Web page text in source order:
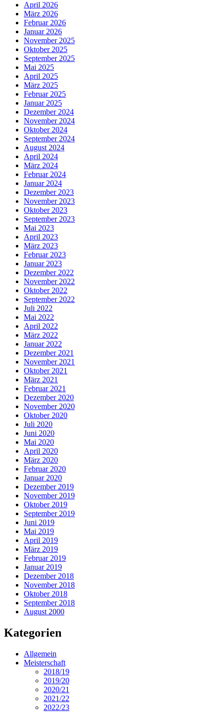
April 2026
März 2026
Februar 2026
Januar 2026
November 2025
Oktober 2025
September 2025
Mai 2025
April 2025
März 2025
Februar 2025
Januar 2025
Dezember 2024
November 2024
Oktober 2024
September 2024
August 2024
April 2024
März 2024
Februar 2024
Januar 2024
Dezember 2023
November 2023
Oktober 2023
September 2023
Mai 2023
April 2023
März 2023
Februar 2023
Januar 2023
Dezember 2022
November 2022
Oktober 2022
September 2022
Juli 2022
Mai 2022
April 2022
März 2022
Januar 2022
Dezember 2021
November 2021
Oktober 2021
März 2021
Februar 2021
Dezember 2020
November 2020
Oktober 2020
Juli 2020
Juni 2020
Mai 2020
April 2020
März 2020
Februar 2020
Januar 2020
Dezember 2019
November 2019
Oktober 2019
September 2019
Juni 2019
Mai 2019
April 2019
März 2019
Februar 2019
Januar 2019
Dezember 2018
November 2018
Oktober 2018
September 2018
August 2000
Kategorien
Allgemein
Meisterschaft
2018/19
2019/20
2020/21
2021/22
2022/23